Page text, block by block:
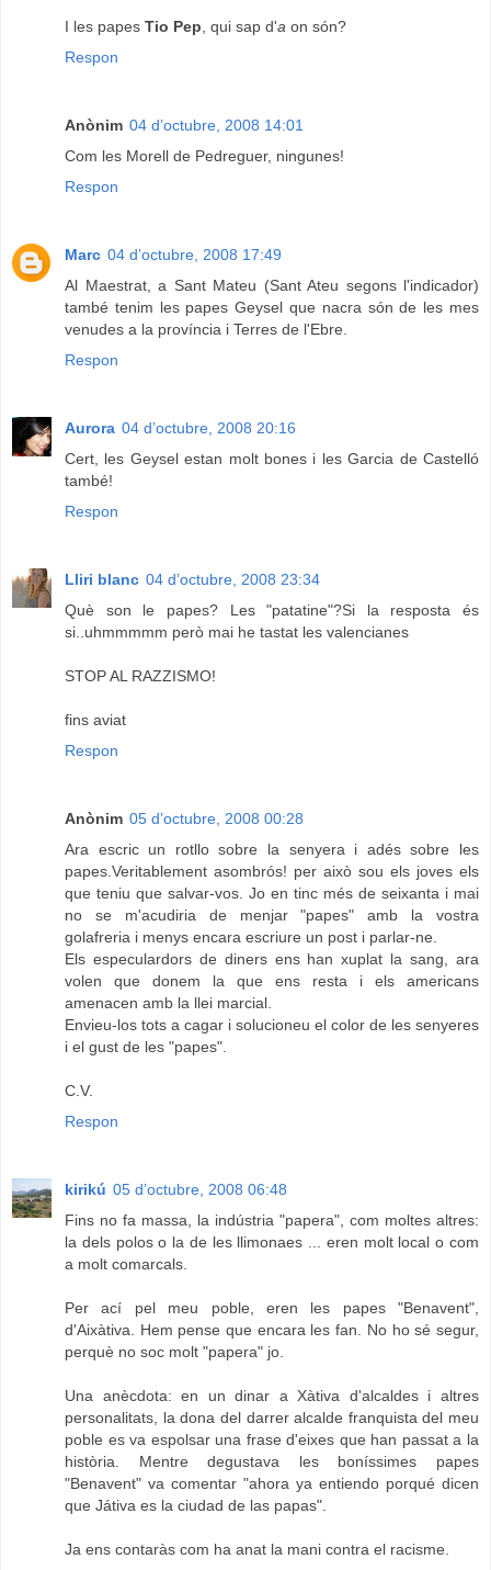
I les papes Tio Pep , qui sap d'a on són?
Respon
Anònim 04 d’octubre, 2008 14:01
Com les Morell de Pedreguer, ningunes!
Respon
Marc 04 d’octubre, 2008 17:49
Al Maestrat, a Sant Mateu (Sant Ateu segons l'indicador)
també tenim les papes Geysel que nacra són de les mes
venudes a la província i Terres de l'Ebre.
Respon
Aurora 04 d’octubre, 2008 20:16
Cert, les Geysel estan molt bones i les Garcia de Castelló
també!
Respon
Lliri blanc 04 d’octubre, 2008 23:34
Què son le papes? Les "patatine"?Si la resposta és
si..uhmmmmm però mai he tastat les valencianes
STOP AL RAZZISMO!
fins aviat
Respon
Anònim 05 d’octubre, 2008 00:28
Ara escric un rotllo sobre la senyera i adés sobre les
papes.Veritablement asombrós! per això sou els joves els
que teniu que salvar-vos. Jo en tinc més de seixanta i mai
no se m'acudiria de menjar "papes" amb la vostra
golafreria i menys encara escriure un post i parlar-ne.
Els especulardors de diners ens han xuplat la sang, ara
volen que donem la que ens resta i els americans
amenacen amb la llei marcial.
Envieu-los tots a cagar i solucioneu el color de les senyeres
i el gust de les "papes".
C.V.
Respon
kirikú 05 d’octubre, 2008 06:48
Fins no fa massa, la indústria "papera", com moltes altres:
la dels polos o la de les llimonaes ... eren molt local o com
a molt comarcals.
Per ací pel meu poble, eren les papes "Benavent",
d'Aixàtiva. Hem pense que encara les fan. No ho sé segur,
perquè no soc molt "papera" jo.
Una anècdota: en un dinar a Xàtiva d'alcaldes i altres
personalitats, la dona del darrer alcalde franquista del meu
poble es va espolsar una frase d'eixes que han passat a la
història. Mentre degustava les boníssimes papes
"Benavent" va comentar "ahora ya entiendo porqué dicen
que Játiva es la ciudad de las papas".
Ja ens contaràs com ha anat la mani contra el racisme.